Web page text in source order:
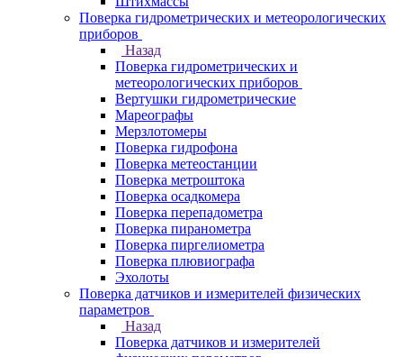
Поверка гидрометрических и метеорологических
приборов
Назад
Поверка гидрометрических и
метеорологических приборов
Вертушки гидрометрические
Мареографы
Мерзлотомеры
Поверка гидрофона
Поверка метеостанции
Поверка метроштока
Поверка осадкомера
Поверка перепадометра
Поверка пиранометра
Поверка пиргелиометра
Поверка плювиографа
Эхолоты
Поверка датчиков и измерителей физических
параметров
Назад
Поверка датчиков и измерителей